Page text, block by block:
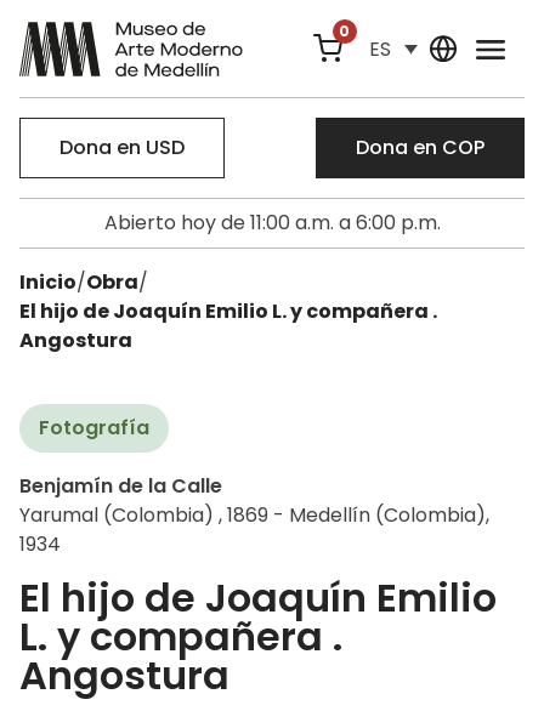
0
ES
Dona en USD Dona en COP
Abierto hoy de 11:00 a.m. a 6:00 p.m.
Inicio/Obra/
El hijo de Joaquín Emilio L. y compañera .
Angostura
Fotografía
Benjamín de la Calle
Yarumal (Colombia) , 1869 - Medellín (Colombia),
1934
El hijo de Joaquín Emilio
L. y compañera .
Angostura